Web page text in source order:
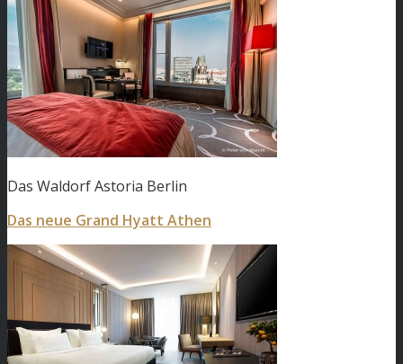
Das Waldorf Astoria Berlin
Das neue Grand Hyatt Athen